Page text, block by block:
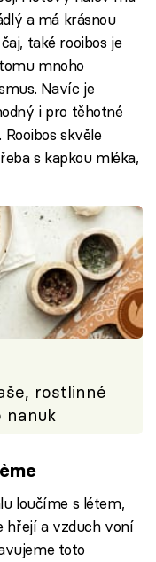
a má krásnou
také rooibos je
mnoho
Navíc je
i pro těhotné
skvěle
s kapkou mléka,
rostlinné
nanuk
loučíme s létem,
hřejí a vzduch voní
toto